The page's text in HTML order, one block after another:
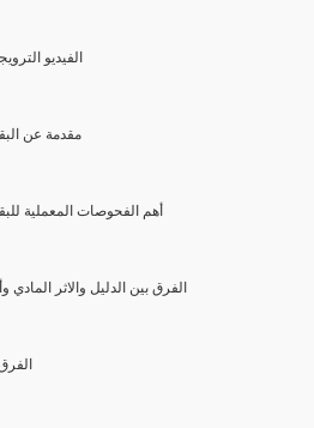
(1) الفيديو
(2) مقدمة عن
(3) أهم الفحوصات المعملية
2- الفرق بين الدليل والاثر المادي
(4)